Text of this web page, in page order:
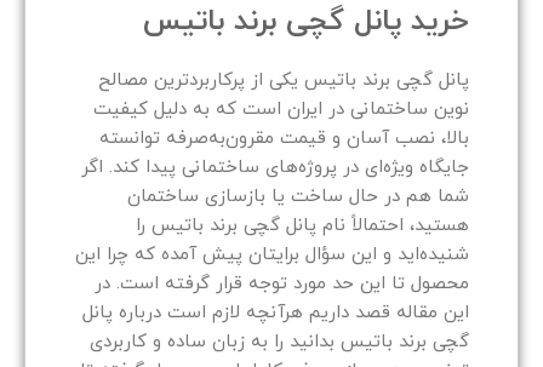
خرید پانل گچی برند باتیس
پانل گچی برند باتیس یکی از پرکاربردترین مصالح
نوین ساختمانی در ایران است که به دلیل کیفیت
بالا، نصب آسان و قیمت مقرون‌به‌صرفه توانسته
جایگاه ویژه‌ای در پروژه‌های ساختمانی پیدا کند. اگر
شما هم در حال ساخت یا بازسازی ساختمان
هستید، احتمالاً نام پانل گچی برند باتیس را
شنیده‌اید و این سؤال برایتان پیش آمده که چرا این
محصول تا این حد مورد توجه قرار گرفته است. در
این مقاله قصد داریم هرآنچه لازم است درباره پانل
گچی برند باتیس بدانید را به زبان ساده و کاربردی